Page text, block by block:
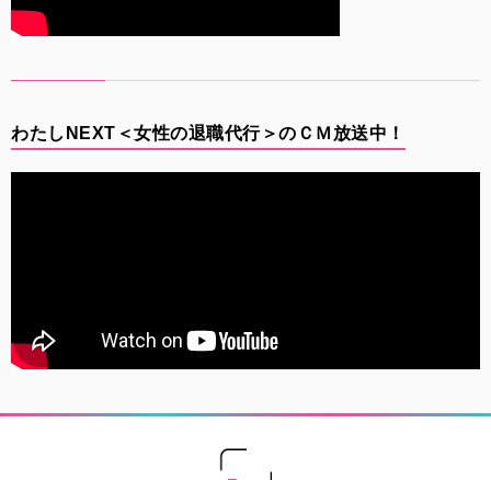
わたしNEXT＜女性の退職代行＞のＣＭ放送中！